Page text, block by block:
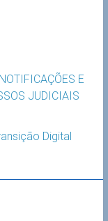
E
JUDICIAIS
Digital